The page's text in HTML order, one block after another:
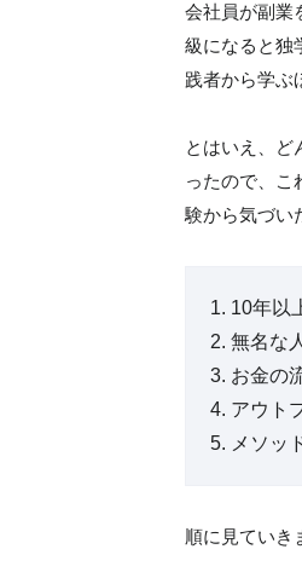
会社員が副業
級になると独
践者から学ぶ
とはいえ、ど
ったので、こ
験から気づい
1. 10年以
2. 無名な
3. お金の
4. アウト
5. メソッ
順に見ていき